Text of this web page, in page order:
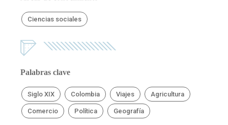
Ciencias sociales
Palabras clave
Siglo XIX Colombia Viajes Agricultura
Comercio Política Geografía